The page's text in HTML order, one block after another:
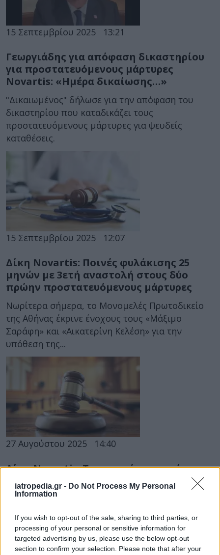
iatropedia.gr - Do Not Process My Personal
Information
If you wish to opt-out of the sale, sharing to third parties, or
processing of your personal or sensitive information for
targeted advertising by us, please use the below opt-out
section to confirm your selection. Please note that after your
15 Σεπτεμβρίου 2025 13:21
Γεωργιάδης για απόφαση δικαστηρίου
για προστατευόμενους μάρτυρες
Novartis: «Ημέρα δικαίωσης…»
"Δικαιωμένος" δήλωσε για την απόφαση του
δικαστηρίου που καταδικάζει τους
προστατευόμενους μάρτυρες για ψευδείς
καταθέσεις.
15 Σεπτεμβρίου 2025 12:07
Δίκη Novartis: Ποινές φυλάκισης 25
μηνών με 3ετή αναστολή στους δύο
πρώην προστατευόμενους μάρτυρες
Νωρίτερα σήμερα, το Μονομελές Πρωτοδικείο
της Αθήνας έκρινε ένοχους τους «Μάξιμο
Σαράφη» και «Αικατερίνη Κελέση» για την
υπόθεση της...
27 Αυγούστου 2025 14:40
Δίκη Novartis: Την ενοχή των πρώην
προστατευόμενων μαρτύρων πρότεινε η
εισαγγελέας
ψευδή κατάθεση, αλλά την απαλλαγή τους για
ψευδή καταμήνυση.